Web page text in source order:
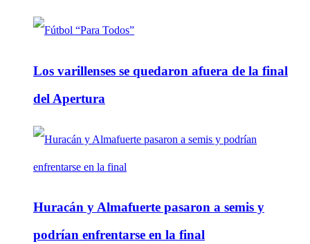
Los varillenses se quedaron afuera de la final
del Apertura
Huracán y Almafuerte pasaron a semis y
podrían enfrentarse en la final